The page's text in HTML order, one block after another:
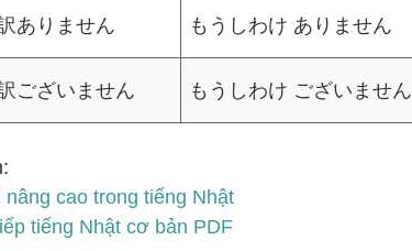
ありません もうしわけ ありません
ございません もうしわけ ございません
cao trong tiếng Nhật
tiếng Nhật cơ bản PDF